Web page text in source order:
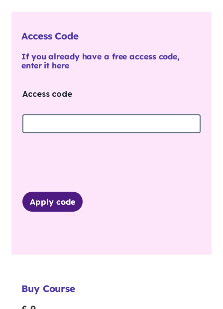
Access Code
If you already have a free access code,
enter it here
Access code
Apply code
Buy Course